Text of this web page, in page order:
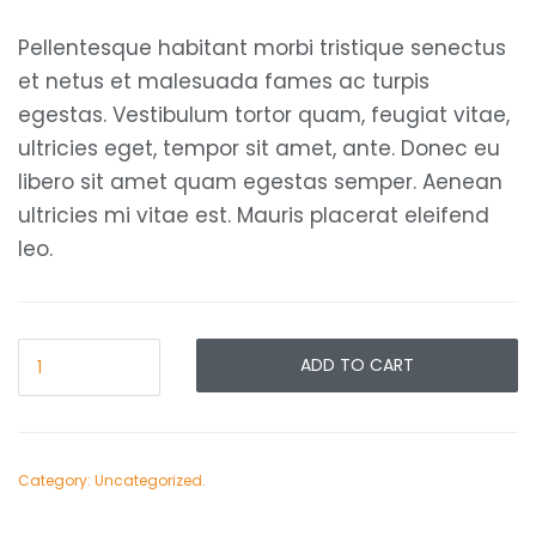
Pellentesque habitant morbi tristique senectus
et netus et malesuada fames ac turpis
egestas. Vestibulum tortor quam, feugiat vitae,
ultricies eget, tempor sit amet, ante. Donec eu
libero sit amet quam egestas semper. Aenean
ultricies mi vitae est. Mauris placerat eleifend
leo.
ADD TO CART
Category: Uncategorized.